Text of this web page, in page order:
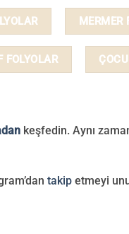
MERMER
FOLYOLAR
keşfedin. Aynı
takip etmeyi